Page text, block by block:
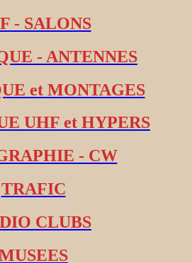
- SALONS
- ANTENNES
et MONTAGES
UHF et HYPERS
- CW
TRAFIC
CLUBS